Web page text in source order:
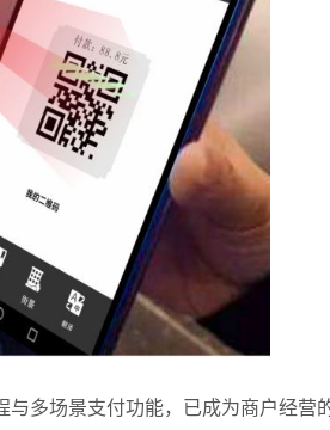
多场景支付功能，已成为商户经营